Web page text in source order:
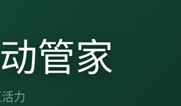
管家
力